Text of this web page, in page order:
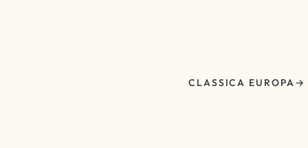
CLASSICA EUROPA